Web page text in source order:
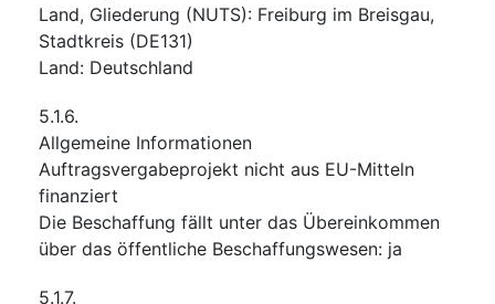
Land, Gliederung (NUTS): Freiburg im Breisgau,
Stadtkreis (DE131)
Land: Deutschland
5.1.6.
Allgemeine Informationen
Auftragsvergabeprojekt nicht aus EU-Mitteln
finanziert
Die Beschaffung fällt unter das Übereinkommen
über das öffentliche Beschaffungswesen: ja
5.1.7.